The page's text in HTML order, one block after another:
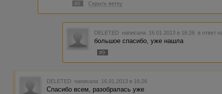
#6 Скрыть ветку
DELETED написала 16.01.2013 в 16:26 в ответ
большое спасибо, уже нашла
#9
DELETED написала 16.01.2013 в 16:26
Спасибо всем, разобралась уже